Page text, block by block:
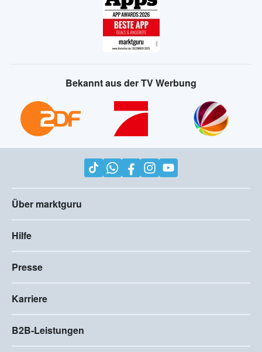
Ausgezeichnet
Bekannt aus der TV Werbung
Über marktguru
Hilfe
Presse